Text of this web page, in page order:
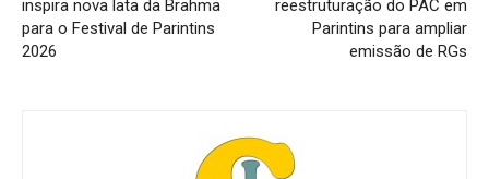
inspira nova lata da Brahma
para o Festival de Parintins
2026
reestruturação do PAC em
Parintins para ampliar
emissão de RGs